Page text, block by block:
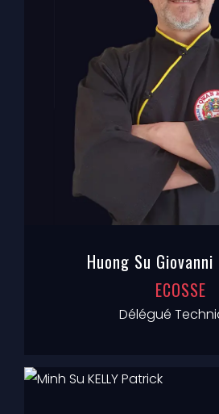
Huong Su Giovanni
ECOSSE
Délégué